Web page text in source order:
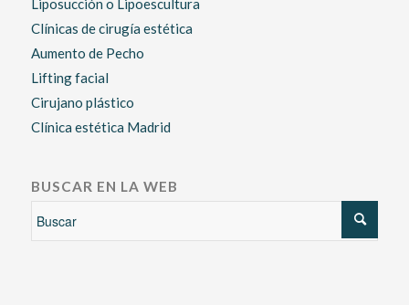
Liposucción o Lipoescultura
Clínicas de cirugía estética
Aumento de Pecho
Lifting facial
Cirujano plástico
Clínica estética Madrid
BUSCAR EN LA WEB